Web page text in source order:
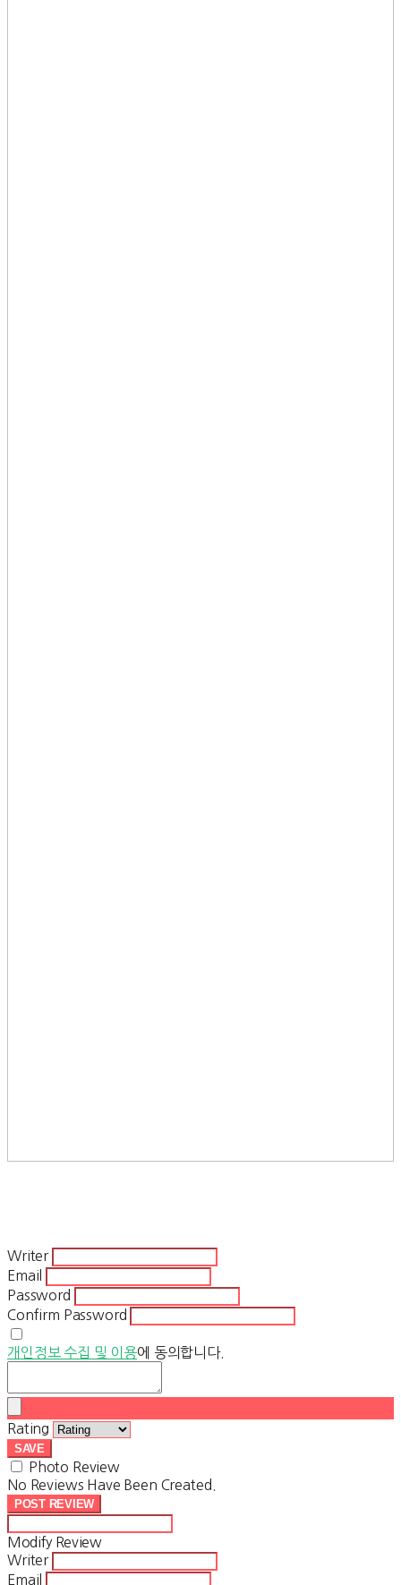
Writer
Email
Password
Confirm Password
개인정보 수집 및 이용에 동의합니다.
Rating
SAVE
Photo Review
No Reviews Have Been Created.
POST REVIEW
Modify Review
Writer
Email